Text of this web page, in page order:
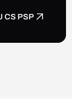
CS PSP